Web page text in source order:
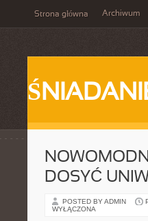
Strona główna Archiwum
DOSYĆ
POSTED BY ADMIN
WYŁĄCZONA